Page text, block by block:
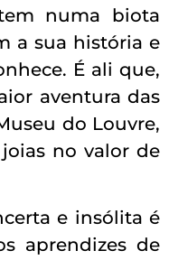
numa biota
a sua história e
É ali que,
aventura das
do Louvre,
no valor de
e insólita é
aprendizes de